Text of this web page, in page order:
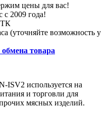
цены для вас!
с 2009 года!
ТК
(уточняйте возможность у
товара
используется на
и торговли для
мясных изделий.